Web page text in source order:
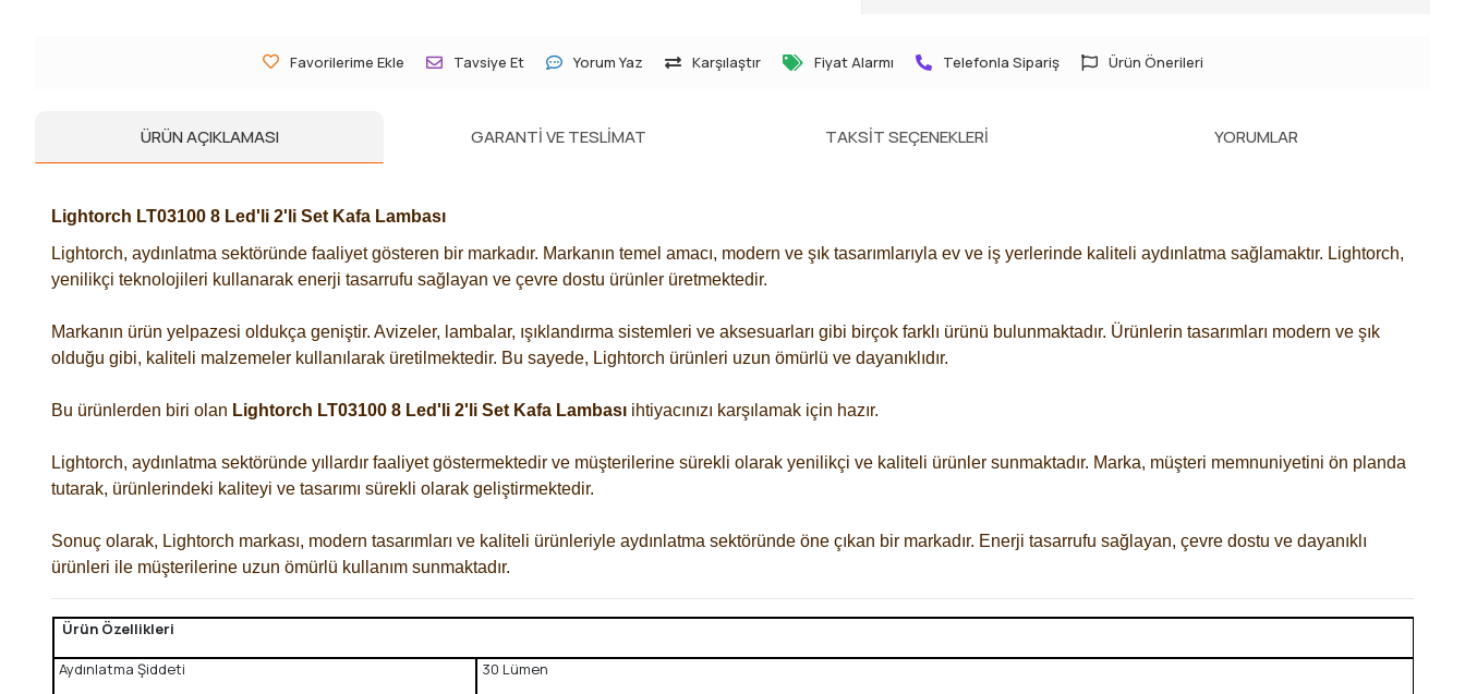
Favorilerime Ekle Tavsiye Et Yorum Yaz Karşılaştır Fiyat Alarmı Telefonla Sipariş Ürün Önerileri
ÜRÜN AÇIKLAMASI GARANTI VE TESLIMAT TAKSIT SEÇENEKLERI YORUMLAR
Lightorch LT03100 8 Led'li 2'li Set Kafa Lambası
Lightorch, aydınlatma sektöründe faaliyet gösteren bir markadır. Markanın temel amacı, modern ve şık tasarımlarıyla ev ve iş yerlerinde kaliteli aydınlatma sağlamaktır. Lightorch,
yenilikçi teknolojileri kullanarak enerji tasarrufu sağlayan ve çevre dostu ürünler üretmektedir.
Markanın ürün yelpazesi oldukça geniştir. Avizeler, lambalar, ışıklandırma sistemleri ve aksesuarları gibi birçok farklı ürünü bulunmaktadır. Ürünlerin tasarımları modern ve şık
olduğu gibi, kaliteli malzemeler kullanılarak üretilmektedir. Bu sayede, Lightorch ürünleri uzun ömürlü ve dayanıklıdır.
Bu ürünlerden biri olan Lightorch LT03100 8 Led'li 2'li Set Kafa Lambası ihtiyacınızı karşılamak için hazır.
Lightorch, aydınlatma sektöründe yıllardır faaliyet göstermektedir ve müşterilerine sürekli olarak yenilikçi ve kaliteli ürünler sunmaktadır. Marka, müşteri memnuniyetini ön planda
tutarak, ürünlerindeki kaliteyi ve tasarımı sürekli olarak geliştirmektedir.
Sonuç olarak, Lightorch markası, modern tasarımları ve kaliteli ürünleriyle aydınlatma sektöründe öne çıkan bir markadır. Enerji tasarrufu sağlayan, çevre dostu ve dayanıklı
ürünleri ile müşterilerine uzun ömürlü kullanım sunmaktadır.
Ürün Özellikleri
Aydınlatma Şiddeti 30 Lümen